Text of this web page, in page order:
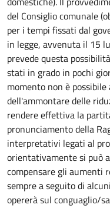
del Consiglio comunale
per i tempi fissati dal
in legge, avvenuta il 15
prevede questa
stati in grado in pochi
momento non è
dell'ammontare delle
rendere effettiva la
pronunciamento della
interpretativi legati al
orientativamente si può
compensare gli aumenti
sempre a seguito di
opererà sul conguaglio/